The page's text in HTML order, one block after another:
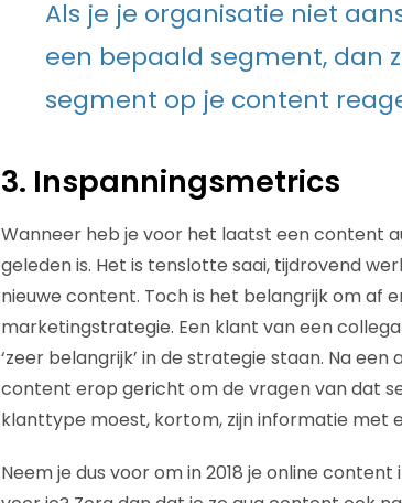
Als je je organisatie niet
een bepaald segment, dan
segment op je content
3. Inspanningsmetrics
Wanneer heb je voor het laatst een content
geleden is. Het is tenslotte saai, tijdrovend
nieuwe content. Toch is het belangrijk om af
marketingstrategie. Een klant van een
‘zeer belangrijk’ in de strategie staan. Na
content erop gericht om de vragen van dat
klanttype moest, kortom, zijn informatie met
Neem je dus voor om in 2018 je online